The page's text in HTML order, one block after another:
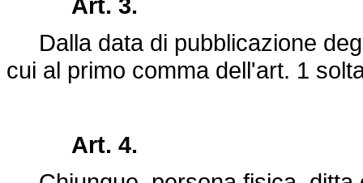
Dalla data di pubblicazione
cui al primo comma dell'art. 1
Art. 4.